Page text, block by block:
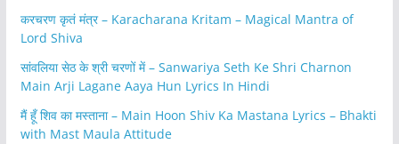
करचरण कृतं मंत्र – Karacharana Kritam – Magical Mantra of
Lord Shiva
सांवलिया सेठ के श्री चरणों में – Sanwariya Seth Ke Shri Charnon
Main Arji Lagane Aaya Hun Lyrics In Hindi
मैं हूँ शिव का मस्ताना – Main Hoon Shiv Ka Mastana Lyrics – Bhakti
with Mast Maula Attitude